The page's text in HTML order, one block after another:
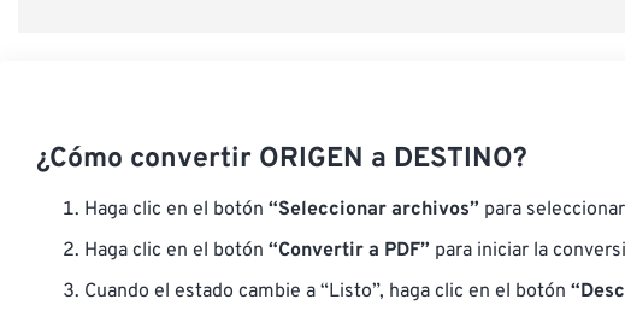
¿Cómo convertir ORIGEN a DESTINO?
Haga clic en el botón “Seleccionar archivos” para
Haga clic en el botón “Convertir a PDF” para iniciar la
Cuando el estado cambie a “Listo”, haga clic en el botón